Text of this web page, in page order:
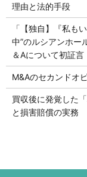
理由と法的手段
「【独自】『私も
中”のルシアンホー
＆Aについて初証
M&Aのセカンドオ
買収後に発覚した
と損害賠償の実務